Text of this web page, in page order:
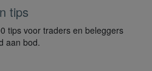
tips
tips voor traders en beleggers
aan bod.